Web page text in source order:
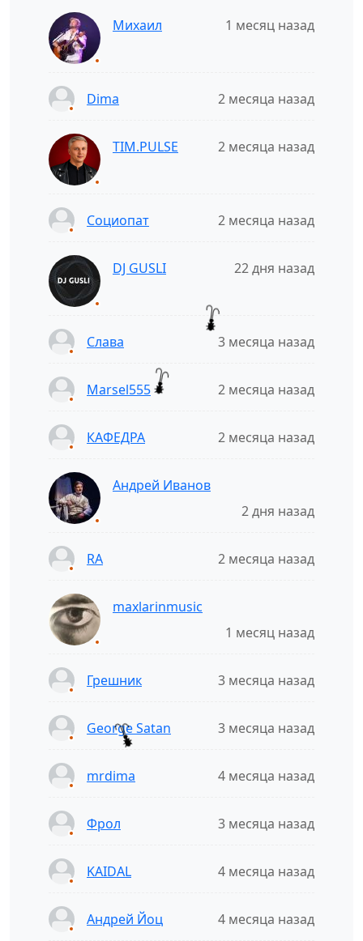
Михаил 1 месяц назад
Dima 2 месяца назад
TIM.PULSE 2 месяца назад
Социопат 2 месяца назад
DJ GUSLI 22 дня назад
Слава 3 месяца назад
Marsel555 2 месяца назад
КАФЕДРА 2 месяца назад
Андрей Иванов
2 дня назад
RA 2 месяца назад
maxlarinmusic
1 месяц назад
Грешник 3 месяца назад
George Satan 3 месяца назад
mrdima 4 месяца назад
Фрол 3 месяца назад
KAIDAL 4 месяца назад
Андрей Йоц 4 месяца назад